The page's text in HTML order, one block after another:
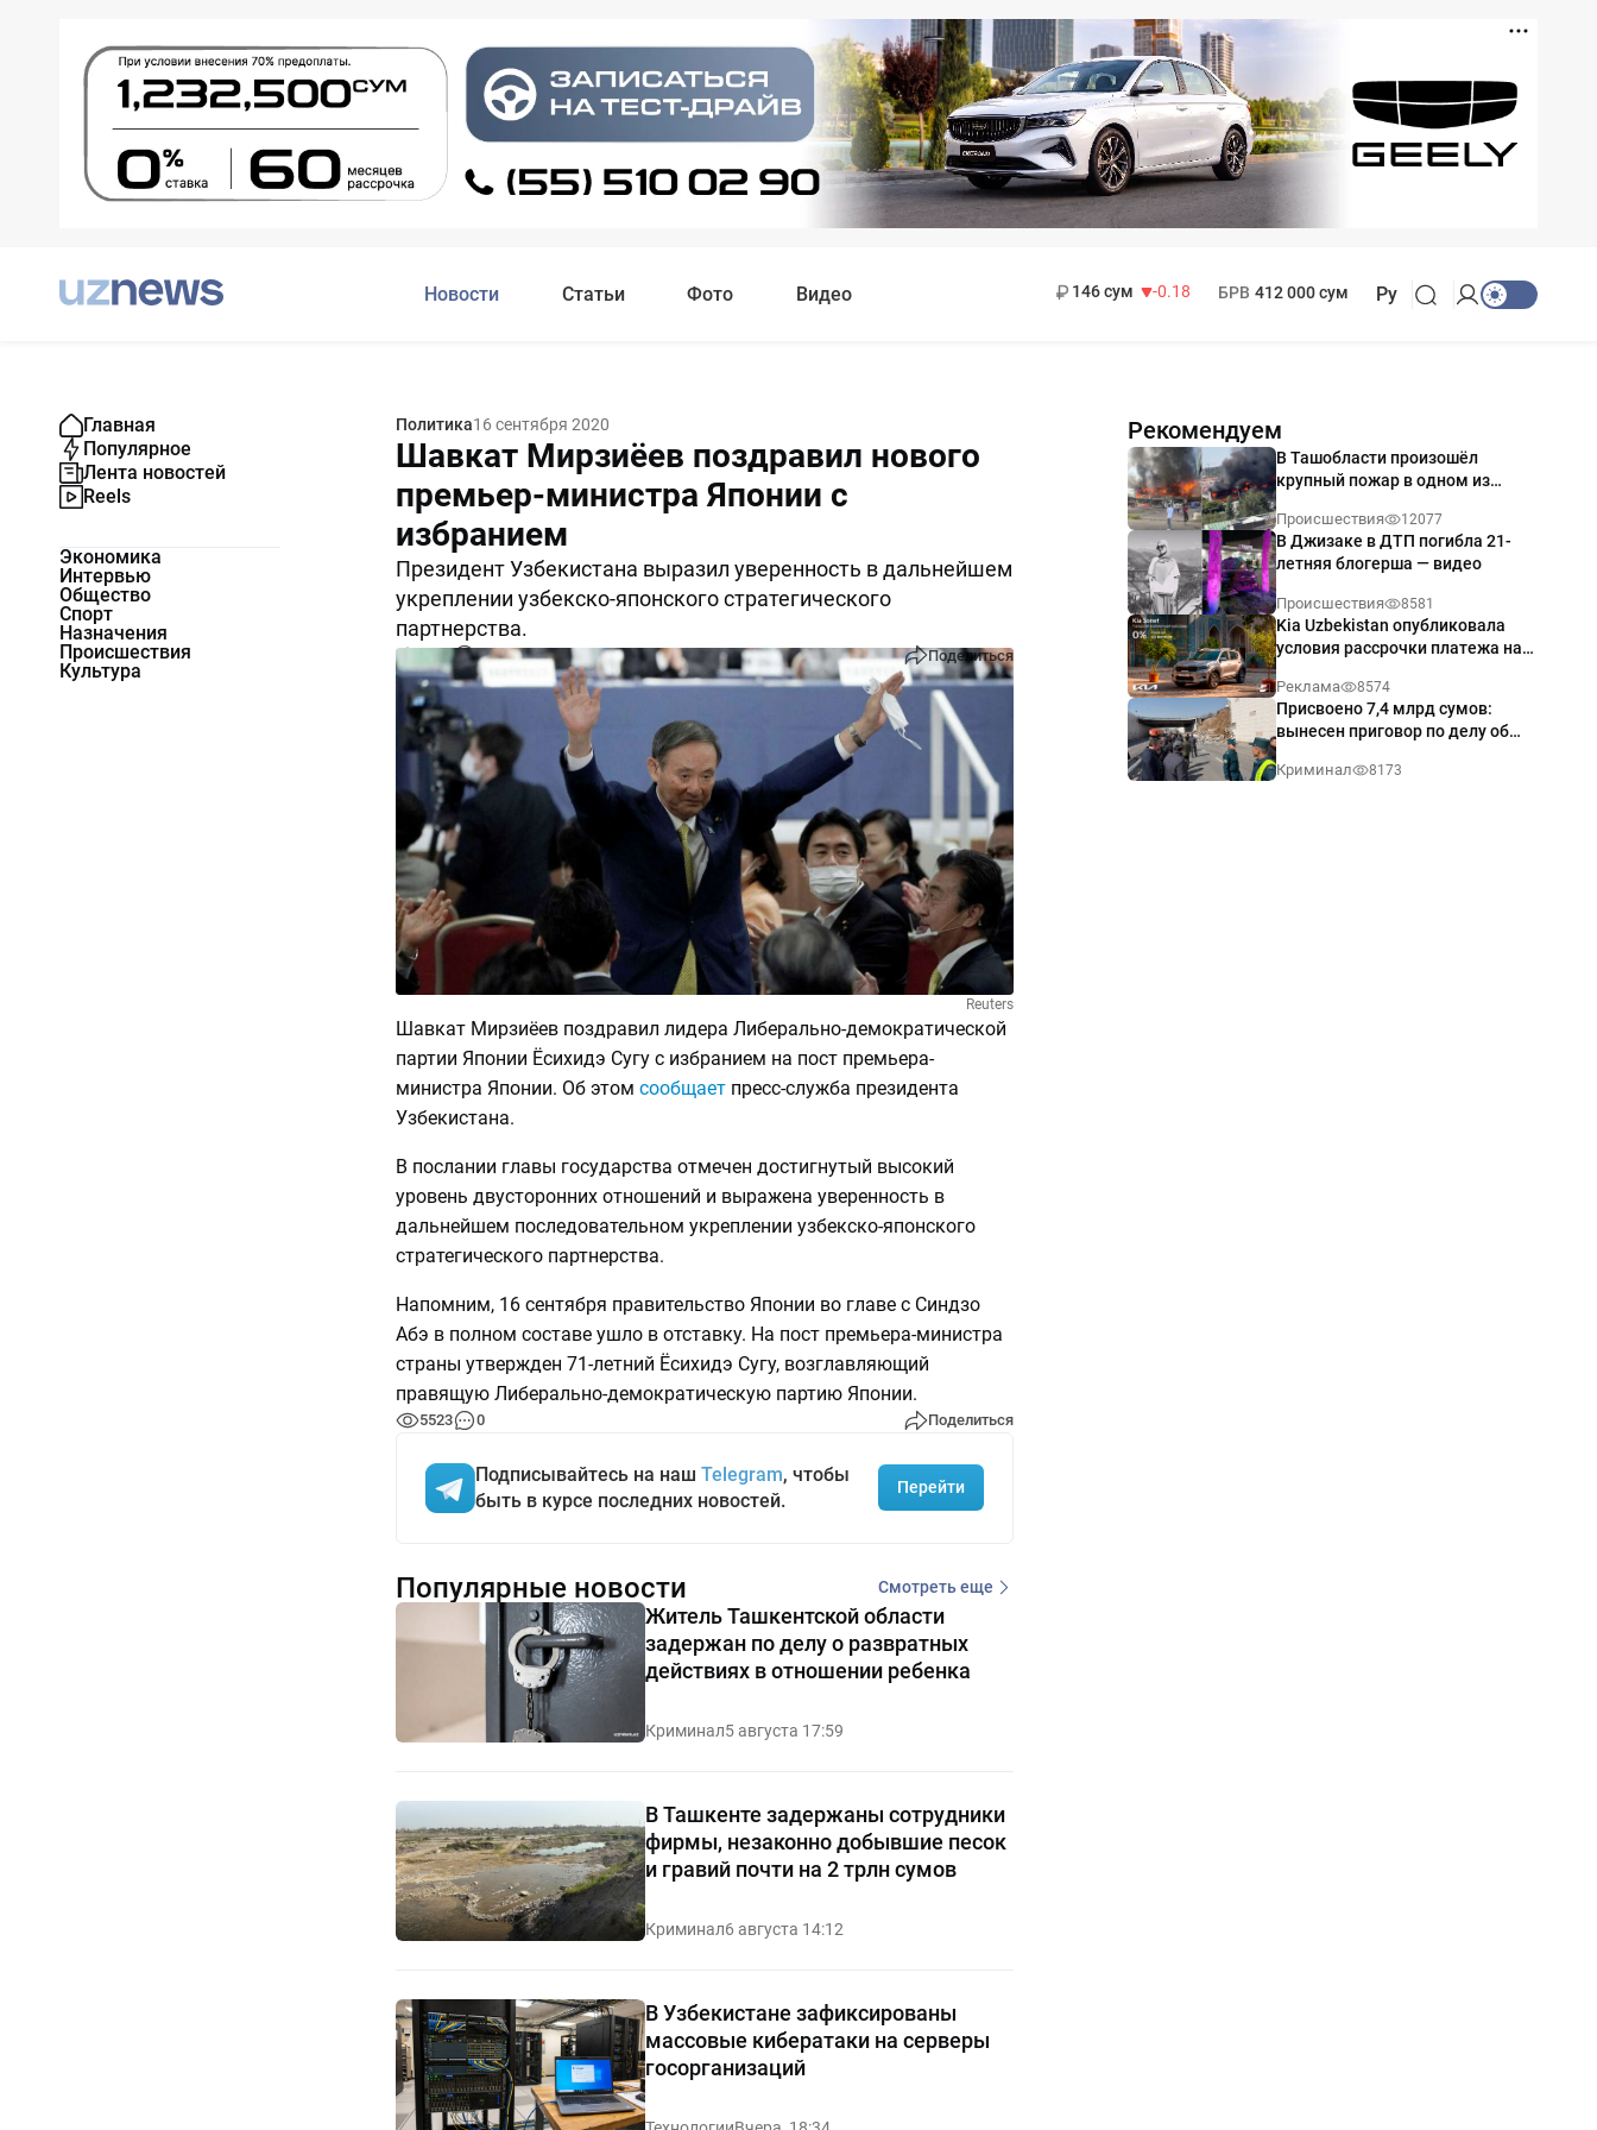
Новости Статьи Фото Видео
146 сум
-0.18
БРВ 412 000 сум Ру
Главная
Популярное
Лента новостей
Reels
Экономика
Интервью
Общество
Спорт
Назначения
Происшествия
Культура
Политика16 сентября 2020
Шавкат Мирзиёев поздравил нового
премьер-министра Японии с
избранием
Президент Узбекистана выразил уверенность в дальнейшем
укреплении узбекско-японского стратегического
партнерства.
5523 0 Поделиться
Reuters
Шавкат Мирзиёев поздравил лидера Либерально-демократической
партии Японии Ёсихидэ Сугу с избранием на пост премьера-
министра Японии. Об этом сообщаетпресс-служба президента
Узбекистана.
В послании главы государства отмечен достигнутый высокий
уровень двусторонних отношений и выражена уверенность в
дальнейшем последовательном укреплении узбекско-японского
стратегического партнерства.
Напомним, 16 сентября правительство Японии во главе с Синдзо
Абэ в полном составе ушло в отставку. На пост премьера-министра
страны утвержден 71-летний Ёсихидэ Сугу, возглавляющий
правящую Либерально-демократическую партию Японии.
5523 0 Поделиться
Подписывайтесь на наш Telegram, чтобы
быть в курсе последних новостей.
Перейти
Рекомендуем
В Ташобласти произошёл
крупный пожар в одном из
Происшествия 12077
В Джизаке в ДТП погибла 21-
летняя блогерша — видео
Происшествия 8581
Kia Uzbekistan опубликовала
условия рассрочки платежа на
годовых
Реклама 8574
Присвоено 7,4 млрд сумов:
вынесен приговор по делу об
Ташкенте
Криминал 8173
Популярные новости Смотреть еще
Житель Ташкентской области
задержан по делу о развратных
действиях в отношении ребенка
Криминал5 августа 17:59
В Ташкенте задержаны сотрудники
фирмы, незаконно добывшие песок
и гравий почти на 2 трлн сумов
Криминал6 августа 14:12
В Узбекистане зафиксированы
массовые кибератаки на серверы
госорганизаций